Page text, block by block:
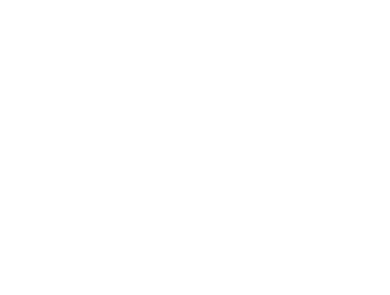
6 Monaten einen neuen Stall für behornte OB- und SF-Kühe